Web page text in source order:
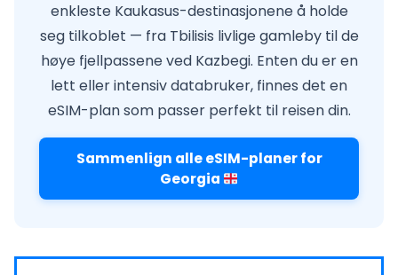
enkleste Kaukasus-destinasjonene å holde
seg tilkoblet — fra Tbilisis livlige gamleby til de
høye fjellpassene ved Kazbegi. Enten du er en
lett eller intensiv databruker, finnes det en
eSIM-plan som passer perfekt til reisen din.
Sammenlign alle eSIM-planer for
Georgia